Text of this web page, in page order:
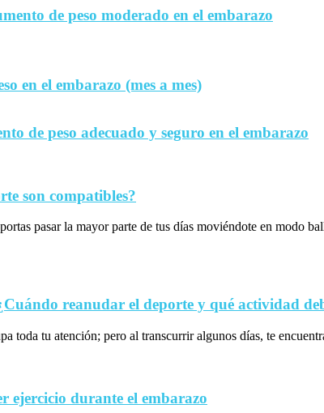
de peso moderado en el embarazo
en el embarazo (mes a mes)
de peso adecuado y seguro en el embarazo
son compatibles?
pasar la mayor parte de tus días moviéndote en modo
reanudar el deporte y qué actividad
toda tu atención; pero al transcurrir algunos días, te
ejercicio durante el embarazo